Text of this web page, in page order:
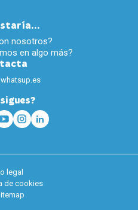
nosotros?
en algo más?
legal
de cookies